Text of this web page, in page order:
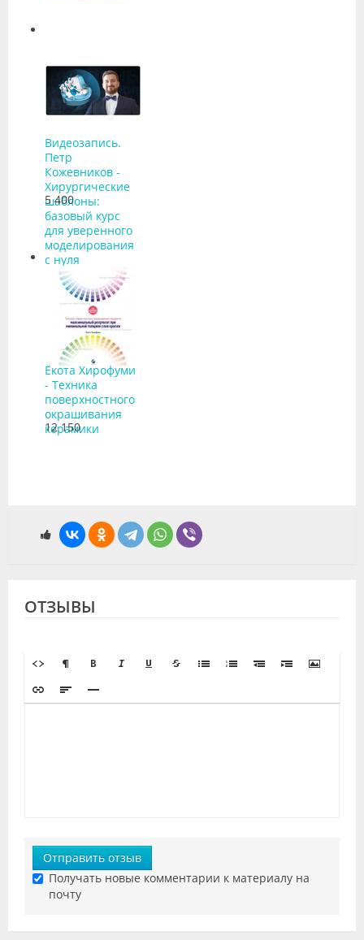
Видеозапись.
Петр
Кожевников -
Хирургические
шаблоны:
базовый курс
для уверенного
моделирования
с нуля
5 400
Ёкота Хирофуми
- Техника
поверхностного
окрашивания
керамики
12 150
ОТЗЫВЫ
Отправить отзыв
Получать новые комментарии к материалу на
почту